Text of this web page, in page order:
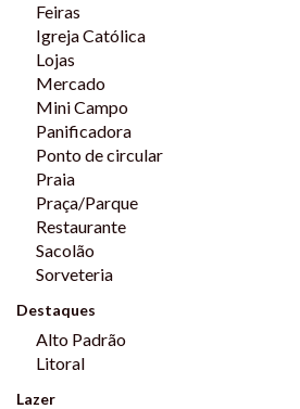
Prazo de entrega: Dezembro de 2026.
Esperamos seu contato! Venha
mesmo!
Feiras
Igreja Católica
Lojas
Mercado
Mini Campo
Panificadora
Ponto de circular
Praia
Praça/Parque
Restaurante
Sacolão
Sorveteria
Destaques
Alto Padrão
Litoral
Lazer